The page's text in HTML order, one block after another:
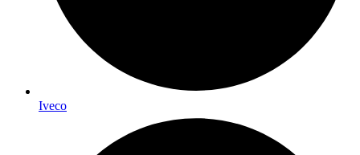
Iveco